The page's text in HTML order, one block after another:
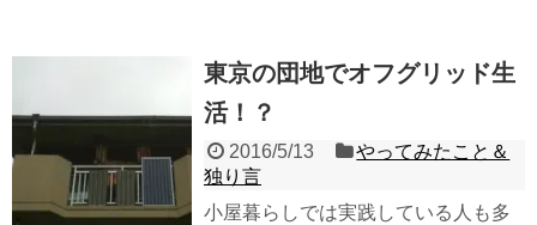
東京の団地でオフグリッド生
活！？
2016/5/13
やってみたこと＆
独り言
小屋暮らしでは実践している人も多